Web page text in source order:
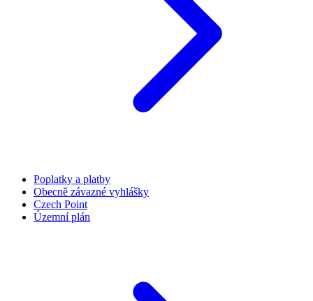
Poplatky a platby
Obecně závazné vyhlášky
Czech Point
Územní plán